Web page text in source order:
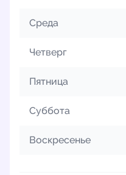
Среда
Четверг
Пятница
Суббота
Воскресенье